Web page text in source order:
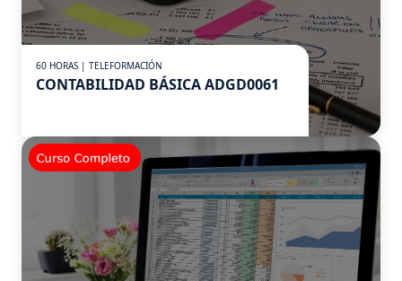
60 HORAS | TELEFORMACIÓN
CONTABILIDAD BÁSICA ADGD0061